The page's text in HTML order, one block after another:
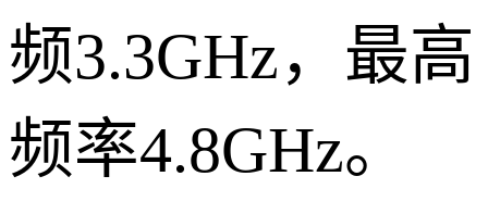
频3.3GHz，最高
频率4.8GHz。